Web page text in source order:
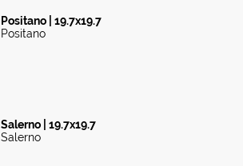
Positano | 19.7x19.7
Positano
Salerno | 19.7x19.7
Salerno